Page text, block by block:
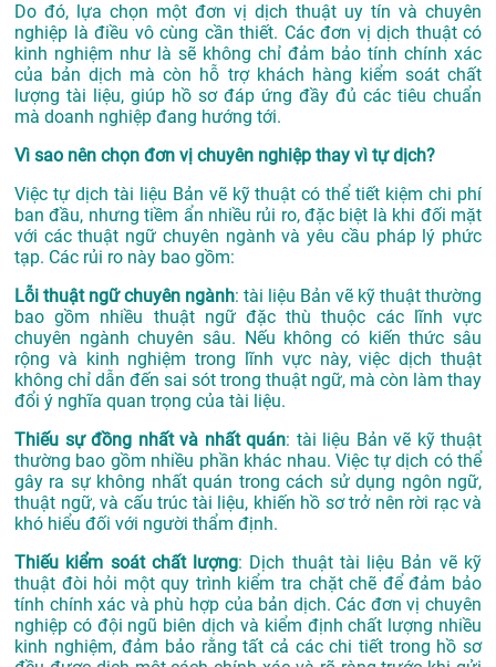
Do đó, lựa chọn một đơn vị dịch thuật uy tín và chuyên
nghiệp là điều vô cùng cần thiết. Các đơn vị dịch thuật có
kinh nghiệm như là sẽ không chỉ đảm bảo tính chính xác
của bản dịch mà còn hỗ trợ khách hàng kiểm soát chất
lượng tài liệu, giúp hồ sơ đáp ứng đầy đủ các tiêu chuẩn
mà doanh nghiệp đang hướng tới.
Vì sao nên chọn đơn vị chuyên nghiệp thay vì tự dịch?
Việc tự dịch tài liệu Bản vẽ kỹ thuật có thể tiết kiệm chi phí
ban đầu, nhưng tiềm ẩn nhiều rủi ro, đặc biệt là khi đối mặt
với các thuật ngữ chuyên ngành và yêu cầu pháp lý phức
tạp. Các rủi ro này bao gồm:
Lỗi thuật ngữ chuyên ngành: tài liệu Bản vẽ kỹ thuật thường
bao gồm nhiều thuật ngữ đặc thù thuộc các lĩnh vực
chuyên ngành chuyên sâu. Nếu không có kiến thức sâu
rộng và kinh nghiệm trong lĩnh vực này, việc dịch thuật
không chỉ dẫn đến sai sót trong thuật ngữ, mà còn làm thay
đổi ý nghĩa quan trọng của tài liệu.
Thiếu sự đồng nhất và nhất quán: tài liệu Bản vẽ kỹ thuật
thường bao gồm nhiều phần khác nhau. Việc tự dịch có thể
gây ra sự không nhất quán trong cách sử dụng ngôn ngữ,
thuật ngữ, và cấu trúc tài liệu, khiến hồ sơ trở nên rời rạc và
khó hiểu đối với người thẩm định.
Thiếu kiểm soát chất lượng: Dịch thuật tài liệu Bản vẽ kỹ
thuật đòi hỏi một quy trình kiểm tra chặt chẽ để đảm bảo
tính chính xác và phù hợp của bản dịch. Các đơn vị chuyên
nghiệp có đội ngũ biên dịch và kiểm định chất lượng nhiều
kinh nghiệm, đảm bảo rằng tất cả các chi tiết trong hồ sơ